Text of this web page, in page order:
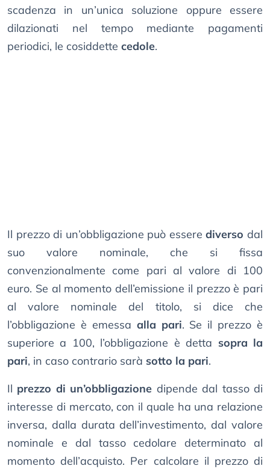
scadenza in un’unica soluzione oppure essere
dilazionati nel tempo mediante pagamenti
periodici, le cosiddette cedole.
Il prezzo di un’obbligazione può esserediverso dal
suo valore nominale, che si fissa
convenzionalmente come pari al valore di 100
euro. Se al momento dell’emissione il prezzo è pari
al valore nominale del titolo, si dice che
l’obbligazione è emessa alla pari. Se il prezzo è
superiore a 100, l’obbligazione è detta sopra la
pari, in caso contrario sarà sotto la pari.
Il prezzo di un’obbligazione dipende dal tasso di
interesse di mercato, con il quale ha una relazione
inversa, dalla durata dell’investimento, dal valore
nominale e dal tasso cedolare determinato al
momento dell’acquisto. Per calcolare il prezzo di